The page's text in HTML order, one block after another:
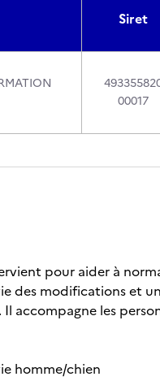
Siret
00017
pour aider à
des modifications et
accompagne les
homme/chien